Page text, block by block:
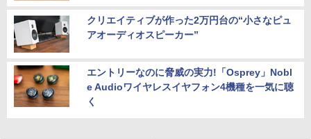
クリエイティブが作った2万円台の“小さなピュ
アオーディオスピーカー”
エントリーなのに脅威の実力!「Osprey」Nobl
e Audioワイヤレスイヤフォン4機種を一気に聴
く